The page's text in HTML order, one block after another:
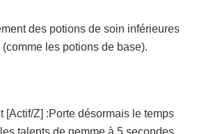
des potions de soin inférieures
les potions de base).
[Actif/Z] :Porte désormais le temps
talents de gemme à 5 secondes,